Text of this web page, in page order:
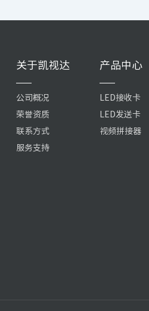
关于凯视达
公司概况
荣誉资质
联系方式
服务支持
产品中心
LED接收卡
LED发送卡
视频拼接器